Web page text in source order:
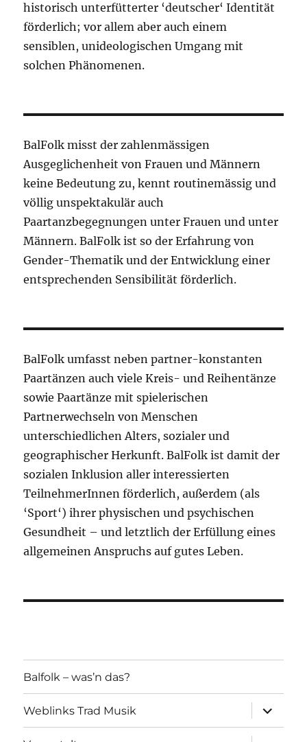
historisch unterfütterter ‘deutscher‘ Identität
förderlich; vor allem aber auch einem
sensiblen, unideologischen Umgang mit
solchen Phänomenen.
BalFolk misst der zahlenmässigen
Ausgeglichenheit von Frauen und Männern
keine Bedeutung zu, kennt routinemässig und
völlig unspektakulär auch
Paartanzbegegnungen unter Frauen und unter
Männern. BalFolk ist so der Erfahrung von
Gender-Thematik und der Entwicklung einer
entsprechenden Sensibilität förderlich.
BalFolk umfasst neben partner-konstanten
Paartänzen auch viele Kreis- und Reihentänze
sowie Paartänze mit spielerischen
Partnerwechseln von Menschen
unterschiedlichen Alters, sozialer und
geographischer Herkunft. BalFolk ist damit der
sozialen Inklusion aller interessierten
TeilnehmerInnen förderlich, außerdem (als
‘Sport‘) ihrer physischen und psychischen
Gesundheit – und letztlich der Erfüllung eines
allgemeinen Anspruchs auf gutes Leben.
Balfolk – was’n das?
Weblinks Trad Musik
öffnen